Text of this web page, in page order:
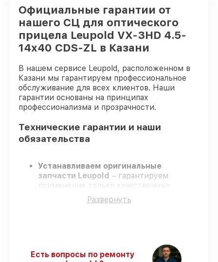
Официальные гарантии от
нашего СЦ для оптического
прицела Leupold VX-3HD 4.5-
14x40 CDS-ZL в Казани
В нашем сервисе Leupold, расположенном в
Казани мы гарантируем профессиональное
обслуживание для всех клиентов. Наши
гарантии основаны на принципах
профессионализма и прозрачности.
Технические гарантии и наши
обязательства
Устанавливаем оригинальные
запчасти Leupold – гарантируем
применение только качественных
комплектующих.
Сертифицированные инженеры
– ремонт
оптического прицела Leupold VX-3HD
Развернуть
Есть вопросы по ремонту